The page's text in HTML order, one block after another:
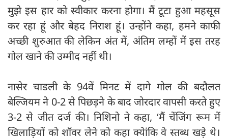
मुझे इस हार को स्वीकार करना होगा। मैं टूटा हुआ महसूस
कर रहा हूं और बेहद निराश हूं। उन्होंने कहा, हमने काफी
अच्छी शुरुआत की लेकिन अंत में, अंतिम लम्हों में इस तरह
गोल खाने की उम्मीद नहीं थी।
नासेर चाडली के 94वें मिनट में दागे गोल की बदौलत
बेल्जियम ने 0-2 से पिछड़ने के बाद जोरदार वापसी करते हुए
3-2 से जीत दर्ज की। निशिनो ने कहा, ‘मैं चेंजिंग रूम में
खिलाड़ियों को शॉवर लेने को कहा क्येांकि वे स्तब्ध खड़े थे।